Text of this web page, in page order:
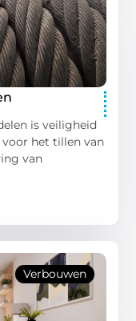
is veiligheid
voor het tillen van
van
Verbouwen